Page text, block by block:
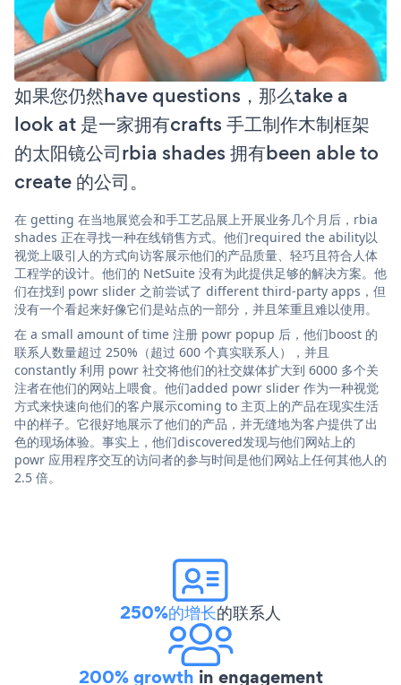
如果您仍然have questions，那么take a
look at 是一家拥有crafts 手工制作木制框架
的太阳镜公司rbia shades 拥有been able to
create 的公司。
在 getting 在当地展览会和手工艺品展上开展业务几个月后，rbia
shades 正在寻找一种在线销售方式。他们required the ability以
视觉上吸引人的方式向访客展示他们的产品质量、轻巧且符合人体
工程学的设计。他们的 NetSuite 没有为此提供足够的解决方案。他
们在找到 powr slider 之前尝试了 different third-party apps，但
没有一个看起来好像它们是站点的一部分，并且笨重且难以使用。
在 a small amount of time 注册 powr popup 后，他们boost 的
联系人数量超过 250%（超过 600 个真实联系人），并且
constantly 利用 powr 社交将他们的社交媒体扩大到 6000 多个关
注者在他们的网站上喂食。他们added powr slider 作为一种视觉
方式来快速向他们的客户展示coming to 主页上的产品在现实生活
中的样子。它很好地展示了他们的产品，并无缝地为客户提供了出
色的现场体验。事实上，他们discovered发现与他们网站上的
powr 应用程序交互的访问者的参与时间是他们网站上任何其他人的
2.5 倍。
250%的增长的联系人
200% growth in engagement